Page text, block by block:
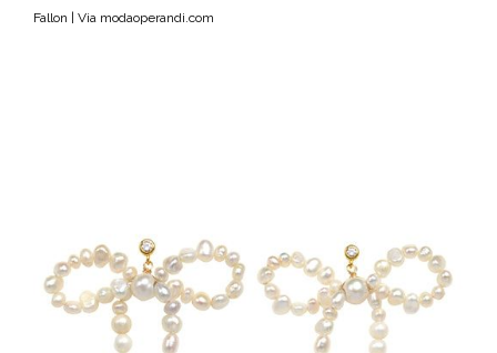
Fallon | Via modaoperandi.com